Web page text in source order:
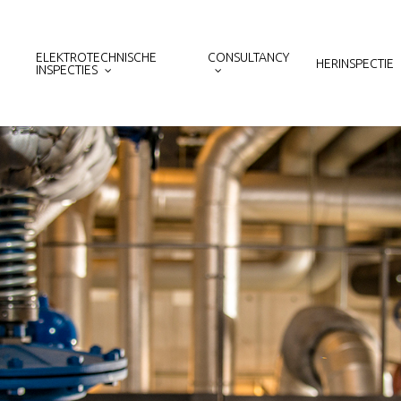
ELEKTROTECHNISCHE
INSPECTIES
CONSULTANCY HERINSPECTIE